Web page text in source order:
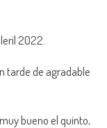
2022.
tarde de agradable
bueno el quinto,